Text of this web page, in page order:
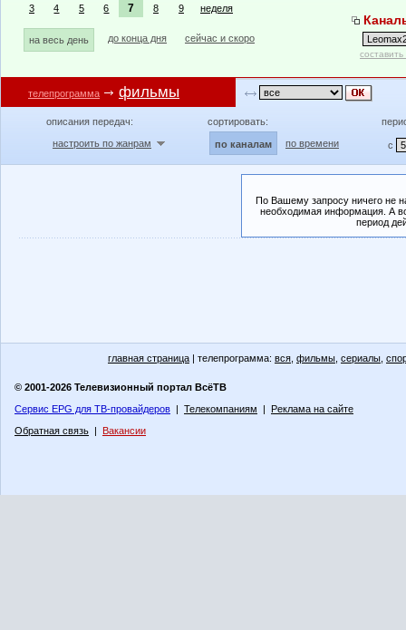
3 4 5 6 7 8 9 неделя
на весь день до конца дня сейчас и скоро
телепрограмма фильмы
описания передач:
настроить по жанрам
сортировать:
по каналам по времени с
По Вашему запросу ничего не
необходимая информация. А
период
главная страница | телепрограмма: вся фильмы сериалы
© 2001-2026 Телевизионный портал ВсёТВ
Сервис EPG для ТВ-провайдеров | Телекомпаниям | Реклама на сайте
Обратная связь | Вакансии